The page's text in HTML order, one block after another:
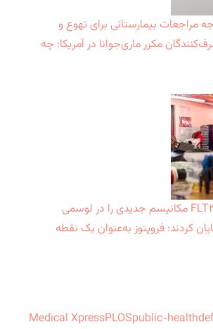
مراجعات بیمارستانی برای تهوع و
مکرر ماری‌جوانا در آمریکا: چه
مهارکننده‌های FLT۳ مکانیسم جدیدی را در لوسمی
کردند: فروپتوز به‌عنوان یک نقطه
Medical XpressPLOSpublic-health